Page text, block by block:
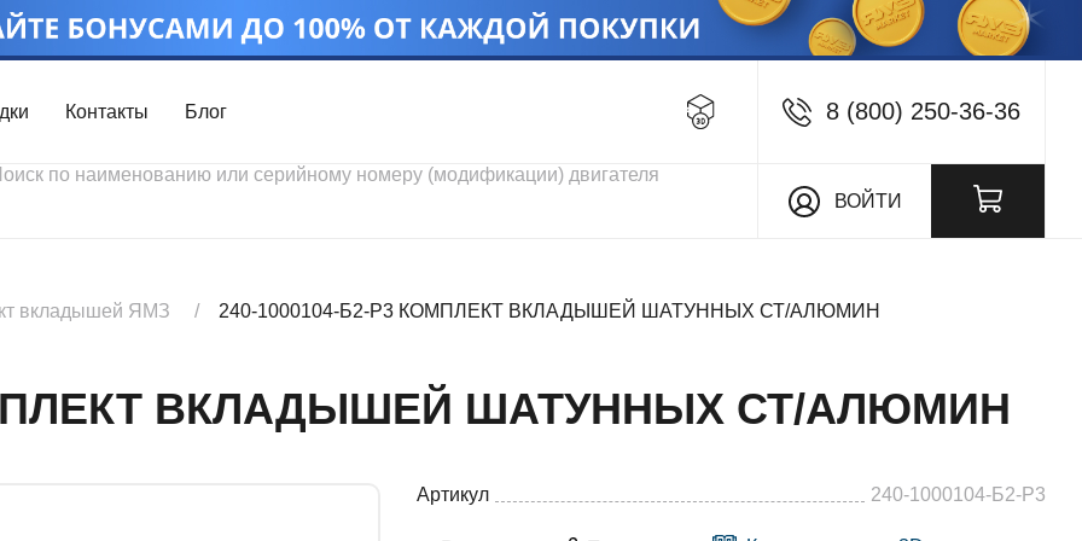
Контакты Блог 8 (800) 250-36-36
ВОЙТИ
Скидки
вкладышей ЯМЗ 240-1000104-Б2-Р3 КОМПЛЕКТ ВКЛАДЫШЕЙ ШАТУННЫХ СТ/АЛЮМИН
ВКЛАДЫШЕЙ ШАТУННЫХ СТ/АЛЮМИН
Артикул 240-1000104-Б2-Р3